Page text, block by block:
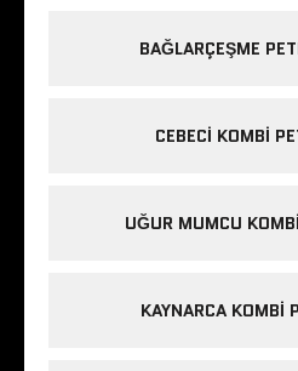
BAĞLARÇEŞME
CEBECI KOMBI
UĞUR MUMCU
KAYNARCA KOMBI